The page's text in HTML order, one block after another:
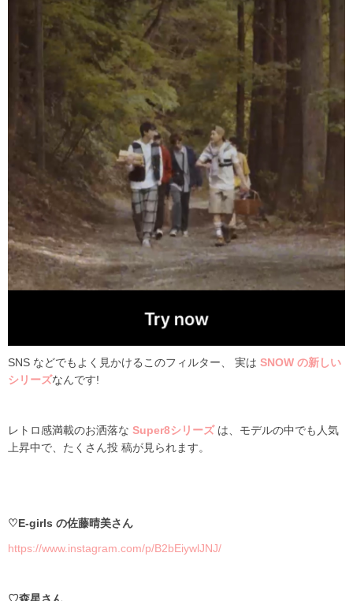
SNS などでもよく見かけるこのフィルター、 実は SNOW の新しい
シリーズなんです!
レトロ感満載のお洒落な Super8シリーズ は、モデルの中でも人気
上昇中で、たくさん投 稿が見られます。
♡E-girls の佐藤晴美さん
https://www.instagram.com/p/B2bEiywlJNJ/